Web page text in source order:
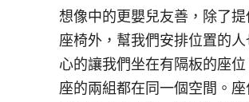
想像中的更嬰兒友善，除了提
座椅外，幫我們安排位置的
心的讓我們坐在有隔板的座位
座的兩組都在同一個空間。